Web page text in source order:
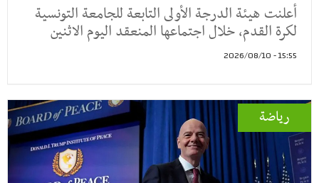
أعلنت هيئة الدرجة الأولى التابعة للجامعة التونسية
لكرة القدم، خلال اجتماعها المنعقد اليوم الاثنين
15:55 - 2026/08/10
رياضة